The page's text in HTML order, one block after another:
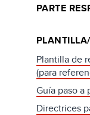
PARTE
Plantilla de
(para
Guía paso a
Directrices